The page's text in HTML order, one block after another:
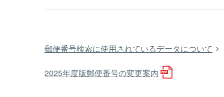
郵便番号検索に使用されているデータについて
2025年度版郵便番号の変更案内